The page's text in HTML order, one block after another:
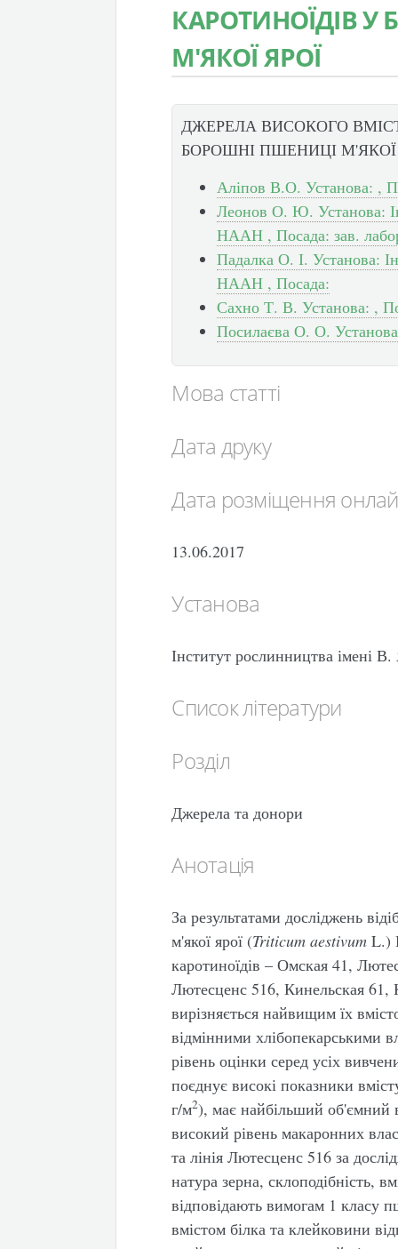
КАРОТИНОЇДІВ
М'ЯКОЇ ЯРОЇ
ДЖЕРЕЛА ВИСОКОГО
БОРОШНІ ПШЕНИЦІ М'ЯКОЇ
Аліпов В.О. Установа: ,
Леонов О. Ю. Установа:
НААН , Посада: зав.
Падалка О. І. Установа:
НААН , Посада:
Сахно Т. В. Установа: ,
Посилаєва О. О.
Мова статті
Дата друку
Дата розміщення
13.06.2017
Установа
Інститут рослинництва
Список літератури
Розділ
Джерела та донори
Анотація
За результатами досліджень
м'якої ярої (Triticum aestivum L.)
каротиноїдів – Омская 41,
Лютесценс 516, Кинельская 61,
вирізняється найвищим їх
відмінними хлібопекарськими
рівень оцінки серед усіх
поєднує високі показники
г/м2), має найбільший об'ємний
високий рівень макаронних
та лінія Лютесценс 516 за
натура зерна, склоподібність,
відповідають вимогам 1 класу
вмістом білка та клейковини